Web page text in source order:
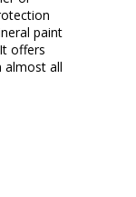
paint
offers
almost all